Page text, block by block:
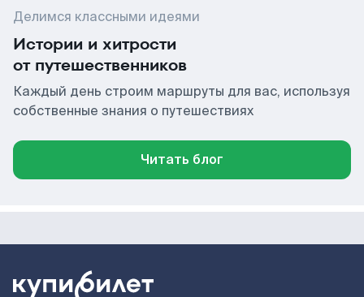
Делимся классными идеями
Истории и хитрости
от путешественников
Каждый день строим маршруты для вас, используя
собственные знания о путешествиях
Читать блог